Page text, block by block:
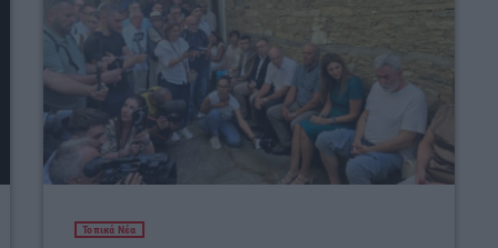
Τοπικά Νέα